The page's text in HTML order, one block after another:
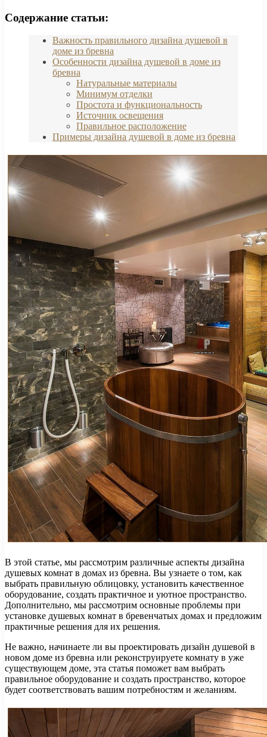
Содержание статьи:
Важность правильного дизайна душевой в
доме из бревна
Особенности дизайна душевой в доме из
бревна
Натуральные материалы
Минимум отделки
Простота и функциональность
Источник освещения
Правильное расположение
Примеры дизайна душевой в доме из бревна
В этой статье, мы рассмотрим различные аспекты дизайна
душевых комнат в домах из бревна. Вы узнаете о том, как
выбрать правильную облицовку, установить качественное
оборудование, создать практичное и уютное пространство.
Дополнительно, мы рассмотрим основные проблемы при
установке душевых комнат в бревенчатых домах и предложим
практичные решения для их решения.
Не важно, начинаете ли вы проектировать дизайн душевой в
новом доме из бревна или реконструируете комнату в уже
существующем доме, эта статья поможет вам выбрать
правильное оборудование и создать пространство, которое
будет соответствовать вашим потребностям и желаниям.